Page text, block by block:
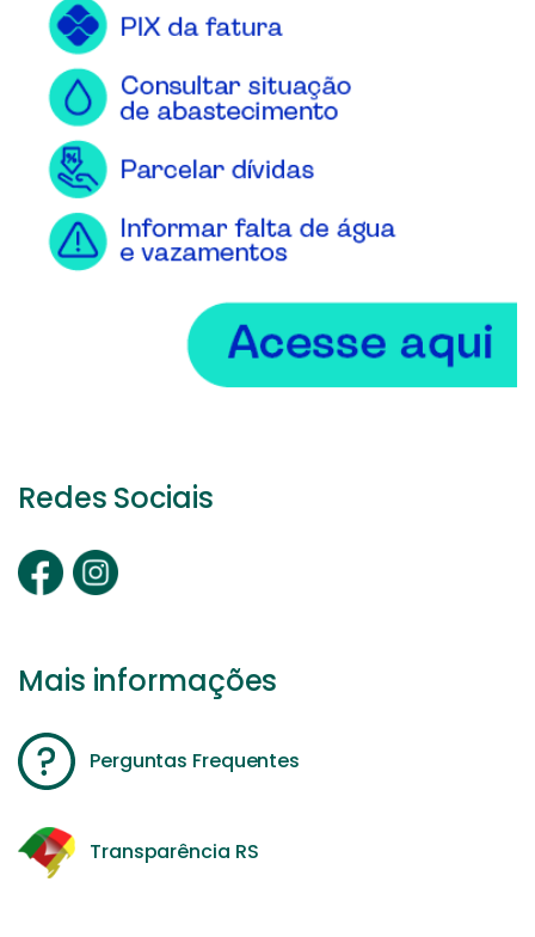
Redes Sociais
Mais informações
Perguntas Frequentes
Transparência RS